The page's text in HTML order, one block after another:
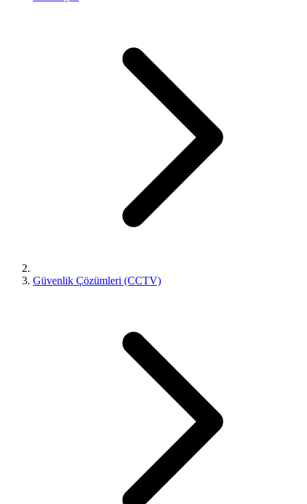
Güvenlik Çözümleri (CCTV)